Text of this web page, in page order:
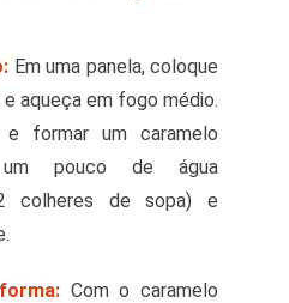
Em uma panela, coloque
aqueça em fogo médio.
formar um caramelo
um pouco de água
2 colheres de sopa) e
Com o caramelo